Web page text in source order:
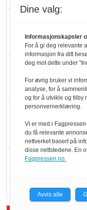
Dine valg:
Informasjonskapsler
For å gi deg relevante
informasjon fra ditt
deg mot dette under
For øvrig bruker vi
analyse, for å
og for å utvikle og tilby
personvernerklæring.
Vi er med i
du få relevante
nettverket basert på
disse nettstedene. En
Fagpressen.no.
Avvis alle